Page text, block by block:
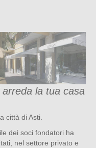
la tua casa
città di Asti.
dei soci fondatori ha
nel settore privato e